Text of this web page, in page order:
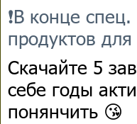
❗В конце
продуктов
Скачайте 5
себе годы
понянчить 😘